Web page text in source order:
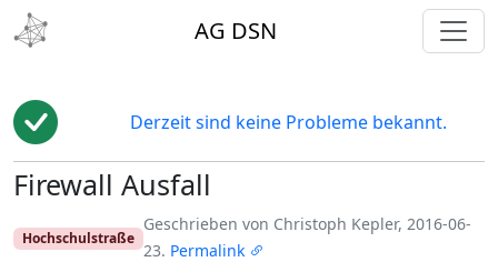
AG DSN
Derzeit sind keine Probleme bekannt.
Edit
Firewall Ausfall
Hochschulstraße
Geschrieben von Christoph Kepler, 2016-06-
23. Permalink